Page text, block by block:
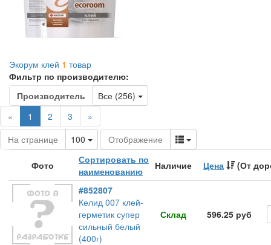
Экорум клей 1 товар
Фильтр по производителю:
Производитель
Все (256) Toggle Dropdown
«
1 (current)
2 3
»
На странице
100 Toggle Dropdown
Отображение Toggle Dropdown
Фото
Сортировать по
наименованию
Наличие Цена (От
#852807
Келид 007 клей-
герметик супер
сильный белый
(400г)
Склад 596.25 руб